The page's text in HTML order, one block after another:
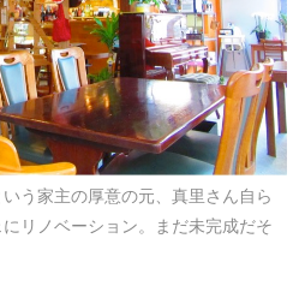
う家主の厚意の元、真里さん自ら
リノベーション。まだ未完成だそ